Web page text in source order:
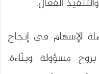
الإسهام في إنجاح
بروح مسؤولة وبنّاءة،